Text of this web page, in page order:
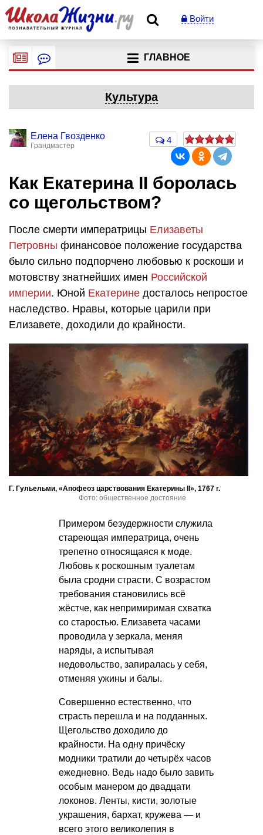
Войти
ГЛАВНОЕ
Культура
Елена Гвозденко
Грандмастер
4
Как Екатерина II боролась
со щегольством?
После смерти императрицы Елизаветы
Петровны финансовое положение государства
было сильно подпорчено любовью к роскоши и
мотовству знатнейших имен Российской
империи. Юной Екатерине досталось непростое
наследство. Нравы, которые царили при
Елизавете, доходили до крайности.
Г. Гульельми, «Апофеоз царствования Екатерины II», 1767 г.
Фото: общественное достояние
Примером безудержности служила
стареющая императрица, очень
трепетно относящаяся к моде.
Любовь к роскошным туалетам
была сродни страсти. С возрастом
требования становились всё
жёстче, как непримиримая схватка
со старостью. Елизавета часами
проводила у зеркала, меняя
наряды, а испытывая
недовольство, запиралась у себя,
отменяя ужины и балы.
Совершенно естественно, что
страсть перешла и на подданных.
Щегольство доходило до
крайности. На одну причёску
модники тратили до четырёх часов
ежедневно. Ведь надо было завить
особым манером до двадцати
локонов. Ленты, кисти, золотые
украшения, бархат, кружева — и
всего этого великолепия в